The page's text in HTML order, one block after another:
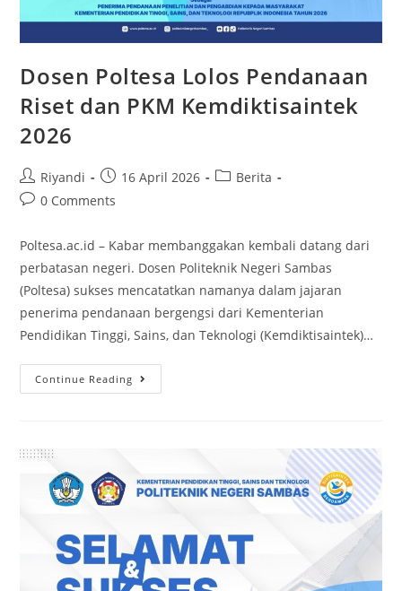
Dosen Poltesa Lolos Pendanaan
Riset dan PKM Kemdiktisaintek
2026
Riyandi 16 April 2026
Berita
0 Comments
Poltesa.ac.id – Kabar membanggakan kembali datang dari
perbatasan negeri. Dosen Politeknik Negeri Sambas
(Poltesa) sukses mencatatkan namanya dalam jajaran
penerima pendanaan bergengsi dari Kementerian
Pendidikan Tinggi, Sains, dan Teknologi (Kemdiktisaintek)…
Continue Reading